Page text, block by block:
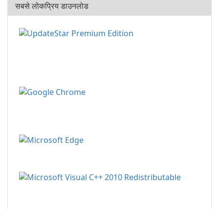
सबसे लोकप्रिय डाउनलोड